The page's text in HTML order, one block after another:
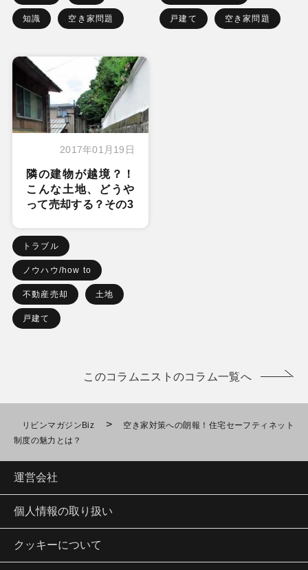
知識 空き家問題 戸建て 空き家問題
2017年01月19日
隣の建物が越境？！
こんな土地、どうや
って売却する？その3
トラブル
ノウハウ/how to
不動産売却 土地
戸建て
このコラムニストのコラム一覧へ
リビンマガジンBiz >
空き家対策への朗報！住宅セーフティネット
制度の魅力とは？
運営会社
個人情報の取り扱い
クッキーについて